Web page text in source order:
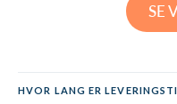
SE
HVOR LANG ER